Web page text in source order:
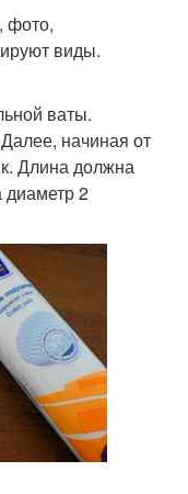
фото,
виды.
ваты.
начиная от
Длина должна
диаметр 2